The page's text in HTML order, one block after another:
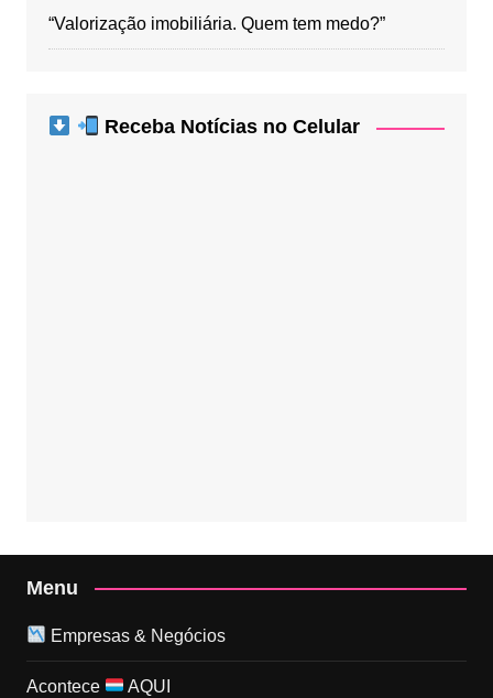
“Valorização imobiliária. Quem tem medo?”
Receba Notícias no Celular
Menu
Empresas & Negócios
Acontece AQUI